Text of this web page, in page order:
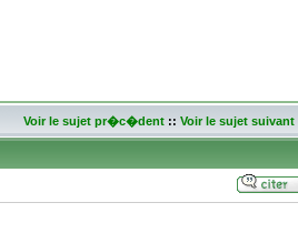
Voir le sujet pr�c�dent:: Voir le sujet suivant